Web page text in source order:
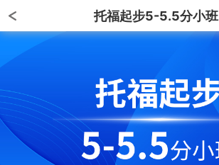
托福起步5-5.5分小班